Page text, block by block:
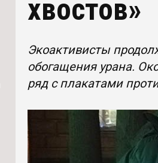
хвостов»
Экоактивисты
обогащения урана.
ряд с плакатами